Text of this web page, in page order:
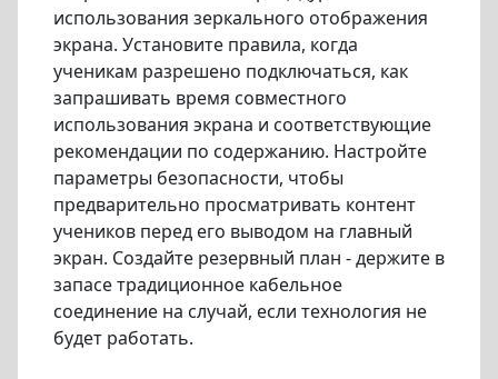
использования зеркального отображения
экрана. Установите правила, когда
ученикам разрешено подключаться, как
запрашивать время совместного
использования экрана и соответствующие
рекомендации по содержанию. Настройте
параметры безопасности, чтобы
предварительно просматривать контент
учеников перед его выводом на главный
экран. Создайте резервный план - держите в
запасе традиционное кабельное
соединение на случай, если технология не
будет работать.